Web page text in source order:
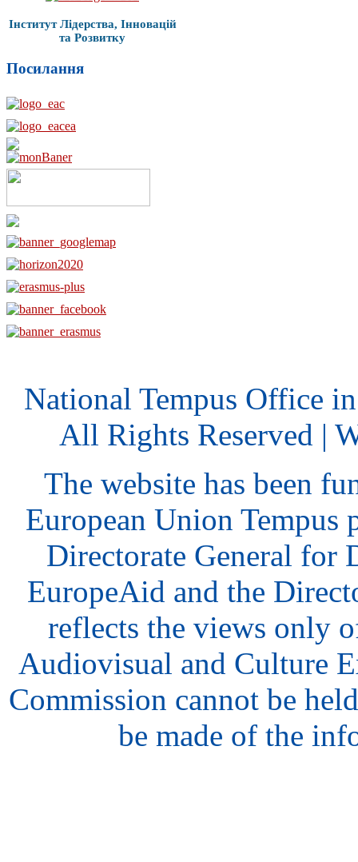
Інститут Лідерства, Інновацій
та Розвитку
Посилання
National Tempus Office
All Rights Reserved |
The website has been
European Union Tempus
Directorate General for
EuropeAid and the
reflects the views only
Audiovisual and Culture
Commission cannot be
be made of the